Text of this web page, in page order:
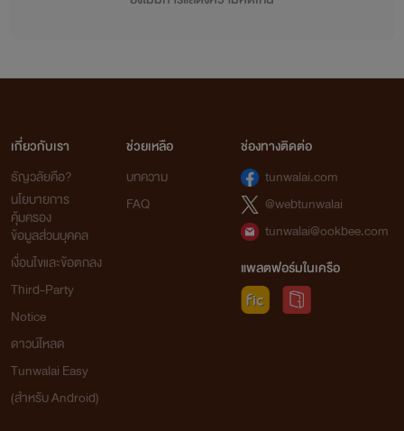
=pl="จริง ถ้าฉันมีแฟนนั้นละแปลกที่สุด "
=pl="เออ มันก็จริงนะ ช่างมันเถอะ ทำงานดีกว่า "
=br=
=pl=" ค่ะ แม่ "
=pl=" ปะ ลูก "
=br=
เกี่ยวกับเรา
ธัญวลัยคือ?
นโยบายการ
คุ้มครอง
ข้อมูลส่วนบุคคล
เงื่อนไขและข้อตกลง
Third-Party
Notice
ดาวน์โหลด
Tunwalai Easy
(สำหรับ Android)
ช่วยเหลือ
บทความ
FAQ
ช่องทางติดต่อ
tunwalai.com
@webtunwalai
tunwalai@ookbee.com
แพลตฟอร์มในเครือ